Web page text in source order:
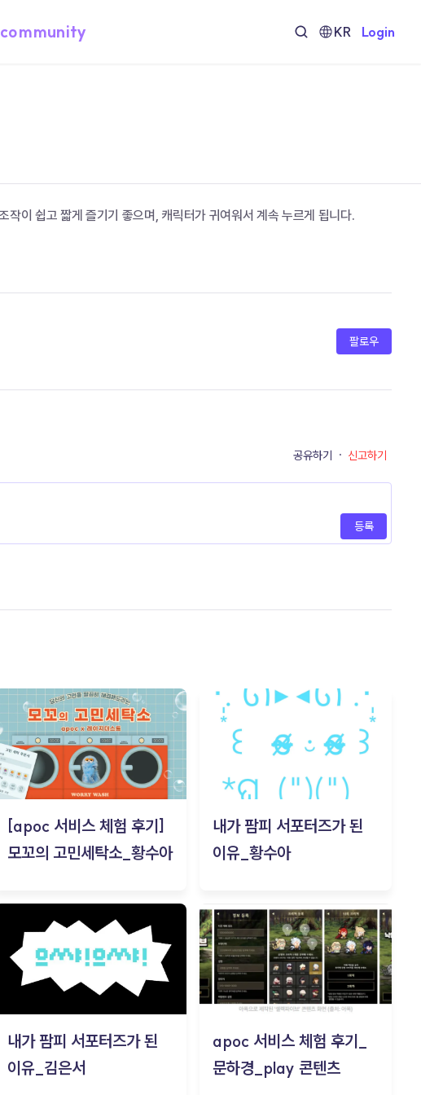
community KR Login
이 쉽고 짧게 즐기기 좋으며, 캐릭터가 귀여워서 계속 누르게 됩니다.
팔로우
공유하기 · 신고하기
등록
[apoc 서비스 체험 후기]
모꼬의 고민세탁소_황수아
내가 팜피 서포터즈가 된
이유_황수아
내가 팜피 서포터즈가 된
이유_김은서
apoc 서비스 체험 후기_
문하경_play 콘텐츠